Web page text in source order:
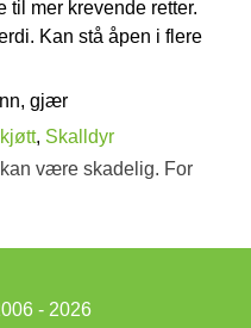
til mer krevende retter.
Kan stå åpen i flere
gjær
, Skalldyr
være skadelig. For
- 2026